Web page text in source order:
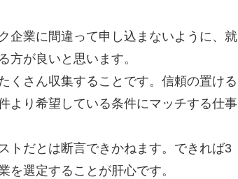
企業に間違って申し込まないように、就
方が良いと思います。
くさん収集することです。信頼の置ける
より希望している条件にマッチする仕事
トだとは断言できかねます。できれば3
選定することが肝心です。